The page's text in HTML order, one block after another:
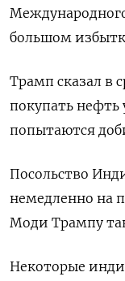
большом
Трамп сказал в
покупать нефть
попытаются
Посольство
немедленно на
Моди Трампу
Некоторые